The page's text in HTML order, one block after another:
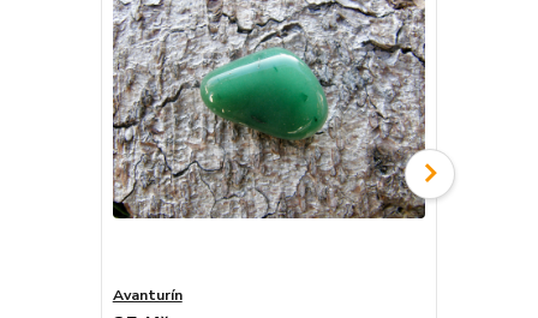
Avanturín